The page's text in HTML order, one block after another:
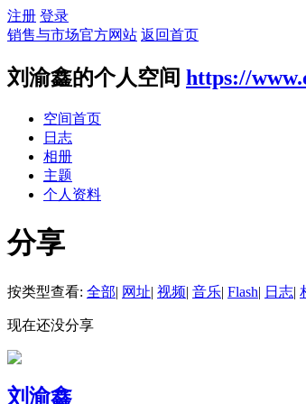
注册 登录
销售与市场官方网站 返回首页
刘渝鑫的个人空间 https://
空间首页
日志
相册
主题
个人资料
分享
按类型查看: 全部| 网址| 视频| 音乐| Flash| 日志|
现在还没分享
刘渝鑫